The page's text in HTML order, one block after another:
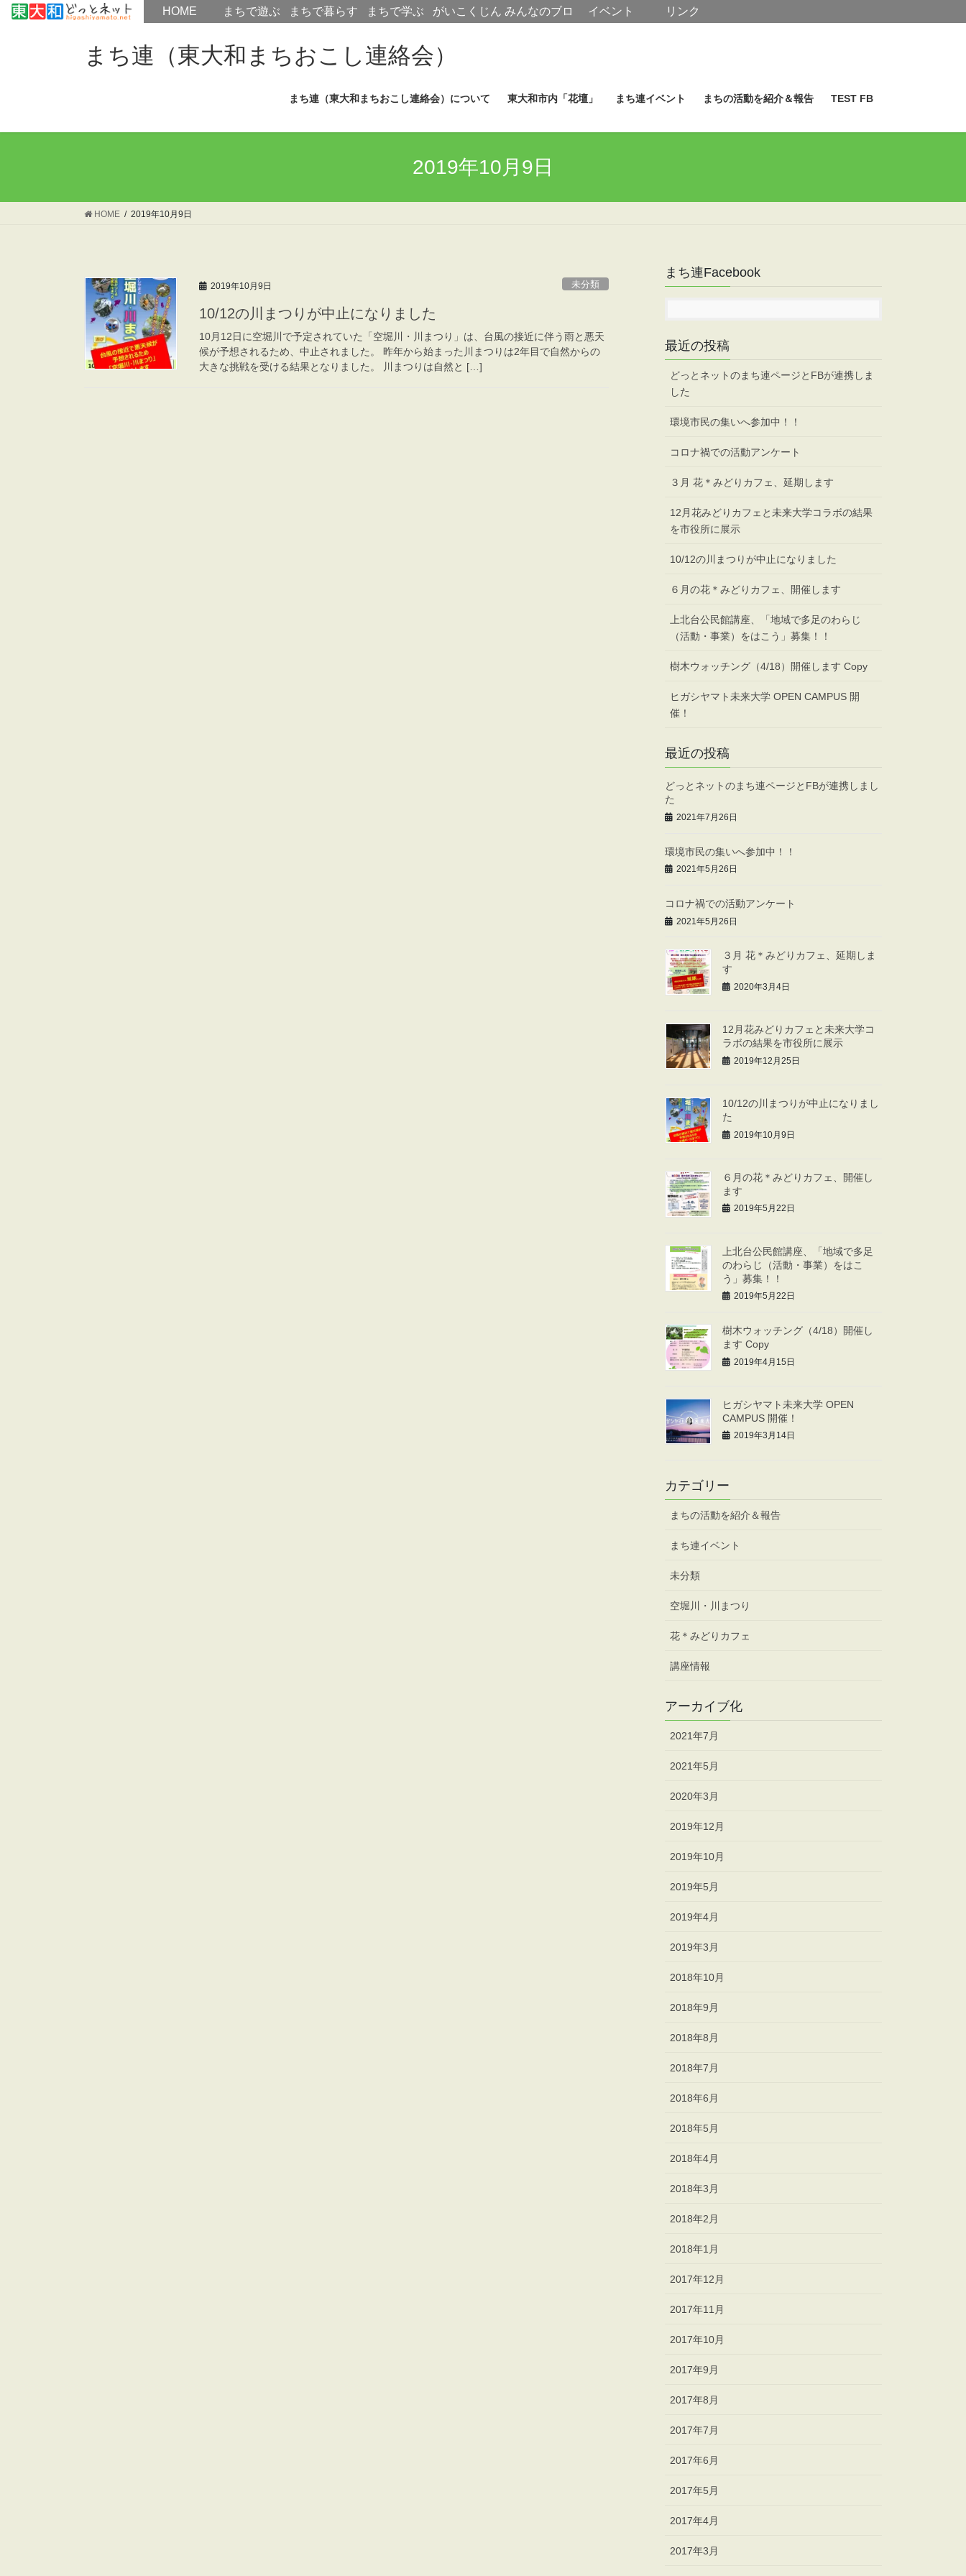
ス
ン
まち連（東大和まちおこし連絡会）
まち連（東大和まちおこし連絡会）について 東大和市内「花壇」 まち連イベント まちの活動を紹介＆報告 TEST FB
2019年10月9日
HOME 2019年10月9日
2019年10月9日 未分類
10/12の川まつりが中止になりました
10月12日に空堀川で予定されていた「空堀川・川まつり」は、台風の接近に伴う雨と悪天
候が予想されるため、中止されました。 昨年から始まった川まつりは2年目で自然からの
大きな挑戦を受ける結果となりました。 川まつりは自然と […]
まち連Facebook
最近の投稿
どっとネットのまち連ページとFBが連携しま
した
環境市民の集いへ参加中！！
コロナ禍での活動アンケート
３月 花＊みどりカフェ、延期します
12月花みどりカフェと未来大学コラボの結果
を市役所に展示
10/12の川まつりが中止になりました
６月の花＊みどりカフェ、開催します
上北台公民館講座、「地域で多足のわらじ
（活動・事業）をはこう」募集！！
樹木ウォッチング（4/18）開催します Copy
ヒガシヤマト未来大学 OPEN CAMPUS 開
催！
最近の投稿
どっとネットのまち連ページとFBが連携しまし
た
2021年7月26日
環境市民の集いへ参加中！！
2021年5月26日
コロナ禍での活動アンケート
2021年5月26日
３月 花＊みどりカフェ、延期しま
す
2020年3月4日
12月花みどりカフェと未来大学コ
ラボの結果を市役所に展示
2019年12月25日
10/12の川まつりが中止になりまし
た
2019年10月9日
６月の花＊みどりカフェ、開催し
ます
2019年5月22日
上北台公民館講座、「地域で多足
のわらじ（活動・事業）をはこ
う」募集！！
2019年5月22日
樹木ウォッチング（4/18）開催し
ます Copy
2019年4月15日
ヒガシヤマト未来大学 OPEN
CAMPUS 開催！
2019年3月14日
カテゴリー
まちの活動を紹介＆報告
まち連イベント
未分類
空堀川・川まつり
花＊みどりカフェ
講座情報
アーカイブ化
2021年7月
2021年5月
2020年3月
2019年12月
2019年10月
2019年5月
2019年4月
2019年3月
2018年10月
2018年9月
2018年8月
2018年7月
2018年6月
2018年5月
2018年4月
2018年3月
2018年2月
2018年1月
2017年12月
2017年11月
2017年10月
2017年9月
2017年8月
2017年7月
2017年6月
2017年5月
2017年4月
2017年3月
HOMEHOME まちで遊ぶ まちで暮らす まちで学ぶ がいこくじん みんなのブロ
イベント リンク